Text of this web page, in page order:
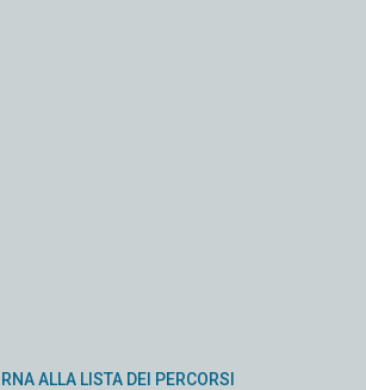
ALLA LISTA DEI PERCORSI